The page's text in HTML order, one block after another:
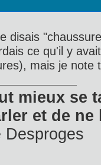
disais
ce qu'il y
mais je note
mieux se
et de
Desproges